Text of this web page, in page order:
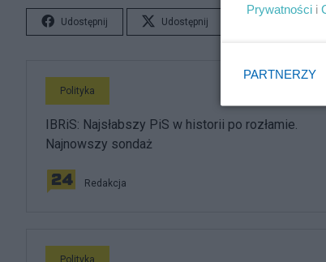
Udostępnij Udostępnij
Polityka
IBRiS: Najsłabszy PiS w historii po rozłamie.
Najnowszy sondaż
Redakcja
Polityka
Prywatności i
PARTNERZY